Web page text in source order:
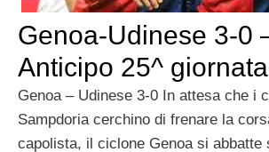
Genoa-Udinese 3-0
Anticipo 25^ giornata
Genoa – Udinese 3-0 In attesa che i
Sampdoria cerchino di frenare la
capolista, il ciclone Genoa si abbatte